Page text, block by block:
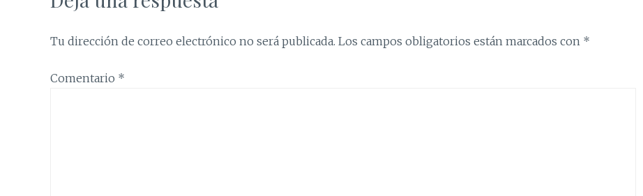
Tu dirección de correo electrónico no será publicada. Los campos obligatorios están marcados con *
Comentario *